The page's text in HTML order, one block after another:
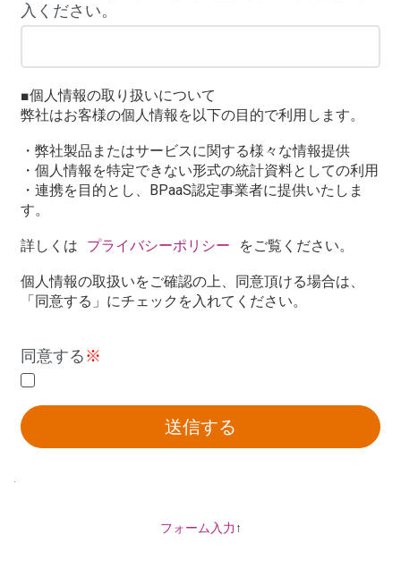
入ください。
■個人情報の取り扱いについて
弊社はお客様の個人情報を以下の目的で利用します。
・弊社製品またはサービスに関する様々な情報提供
・個人情報を特定できない形式の統計資料としての利用
・連携を目的とし、BPaaS認定事業者に提供いたしま
す。
詳しくは プライバシーポリシー をご覧ください。
個人情報の取扱いをご確認の上、同意頂ける場合は、
「同意する」にチェックを入れてください。
同意する※
送信する
.
フォーム入力 ↑